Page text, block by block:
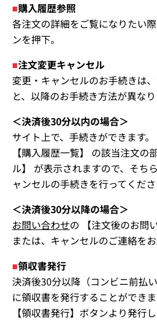
■購入履歴参照
各注文の詳細をご覧になりたい
ンを押下。
■注文変更キャンセル
変更・キャンセルのお手続きは
と、以降のお手続き方法が異なり
＜決済後30分以内の場合＞
サイト上で、手続きができます。
【購入履歴一覧】 の該当注文の
ル】 が表示されますので、そち
ャンセルの手続きを行ってくださ
＜決済後30分以降の場合＞
お問い合わせの 【注文後のお問
または、キャンセルのご連絡をお
■領収書発行
決済後30分以降（コンビニ前払
に領収書を発行することができま
【領収書発行】ボタンより発行